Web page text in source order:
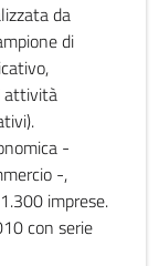
da
di
attività
-
-,
imprese.
con serie